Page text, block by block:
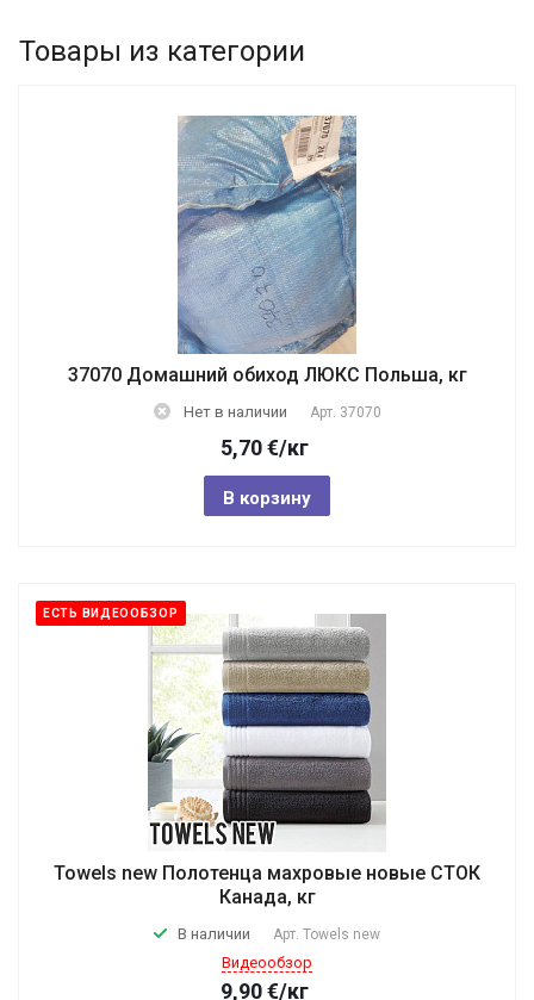
Товары из категории
37070 Домашний обиход ЛЮКС Польша, кг
Нет в наличии Арт. 37070
5,70€/кг
В корзину
ЕСТЬ ВИДЕООБЗОР
Towels new Полотенца махровые новые СТОК
Канада, кг
В наличии Арт. Towels new
Видеообзор
9,90€/кг